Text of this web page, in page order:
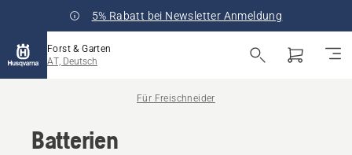
5% Rabatt bei Newsletter Anmeldung
Forst & Garten
AT, Deutsch
Für Freischneider
Batterien